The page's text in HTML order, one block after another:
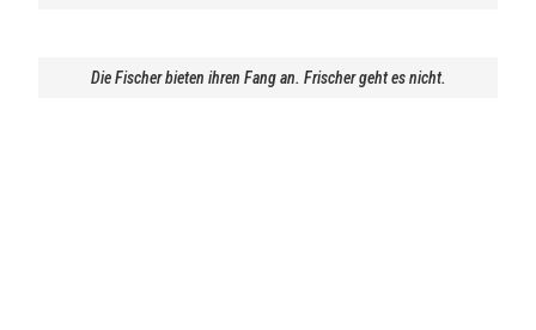
Die Fischer bieten ihren Fang an. Frischer geht es nicht.